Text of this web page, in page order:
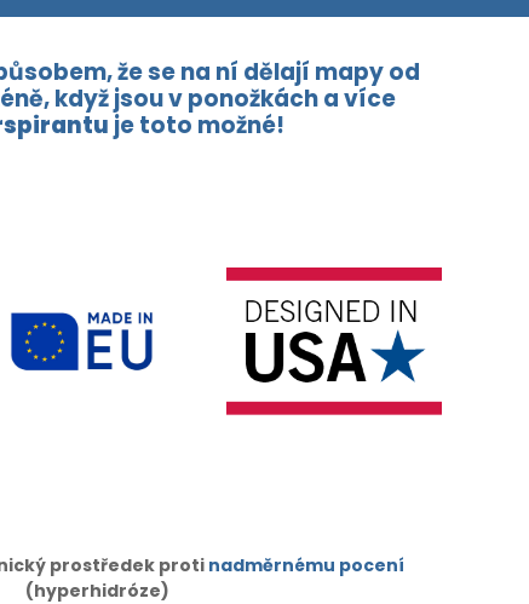
že se na ní dělají mapy od
když jsou v ponožkách a více
je toto možné!
prostředek proti nadměrnému pocení
(hyperhidróze)